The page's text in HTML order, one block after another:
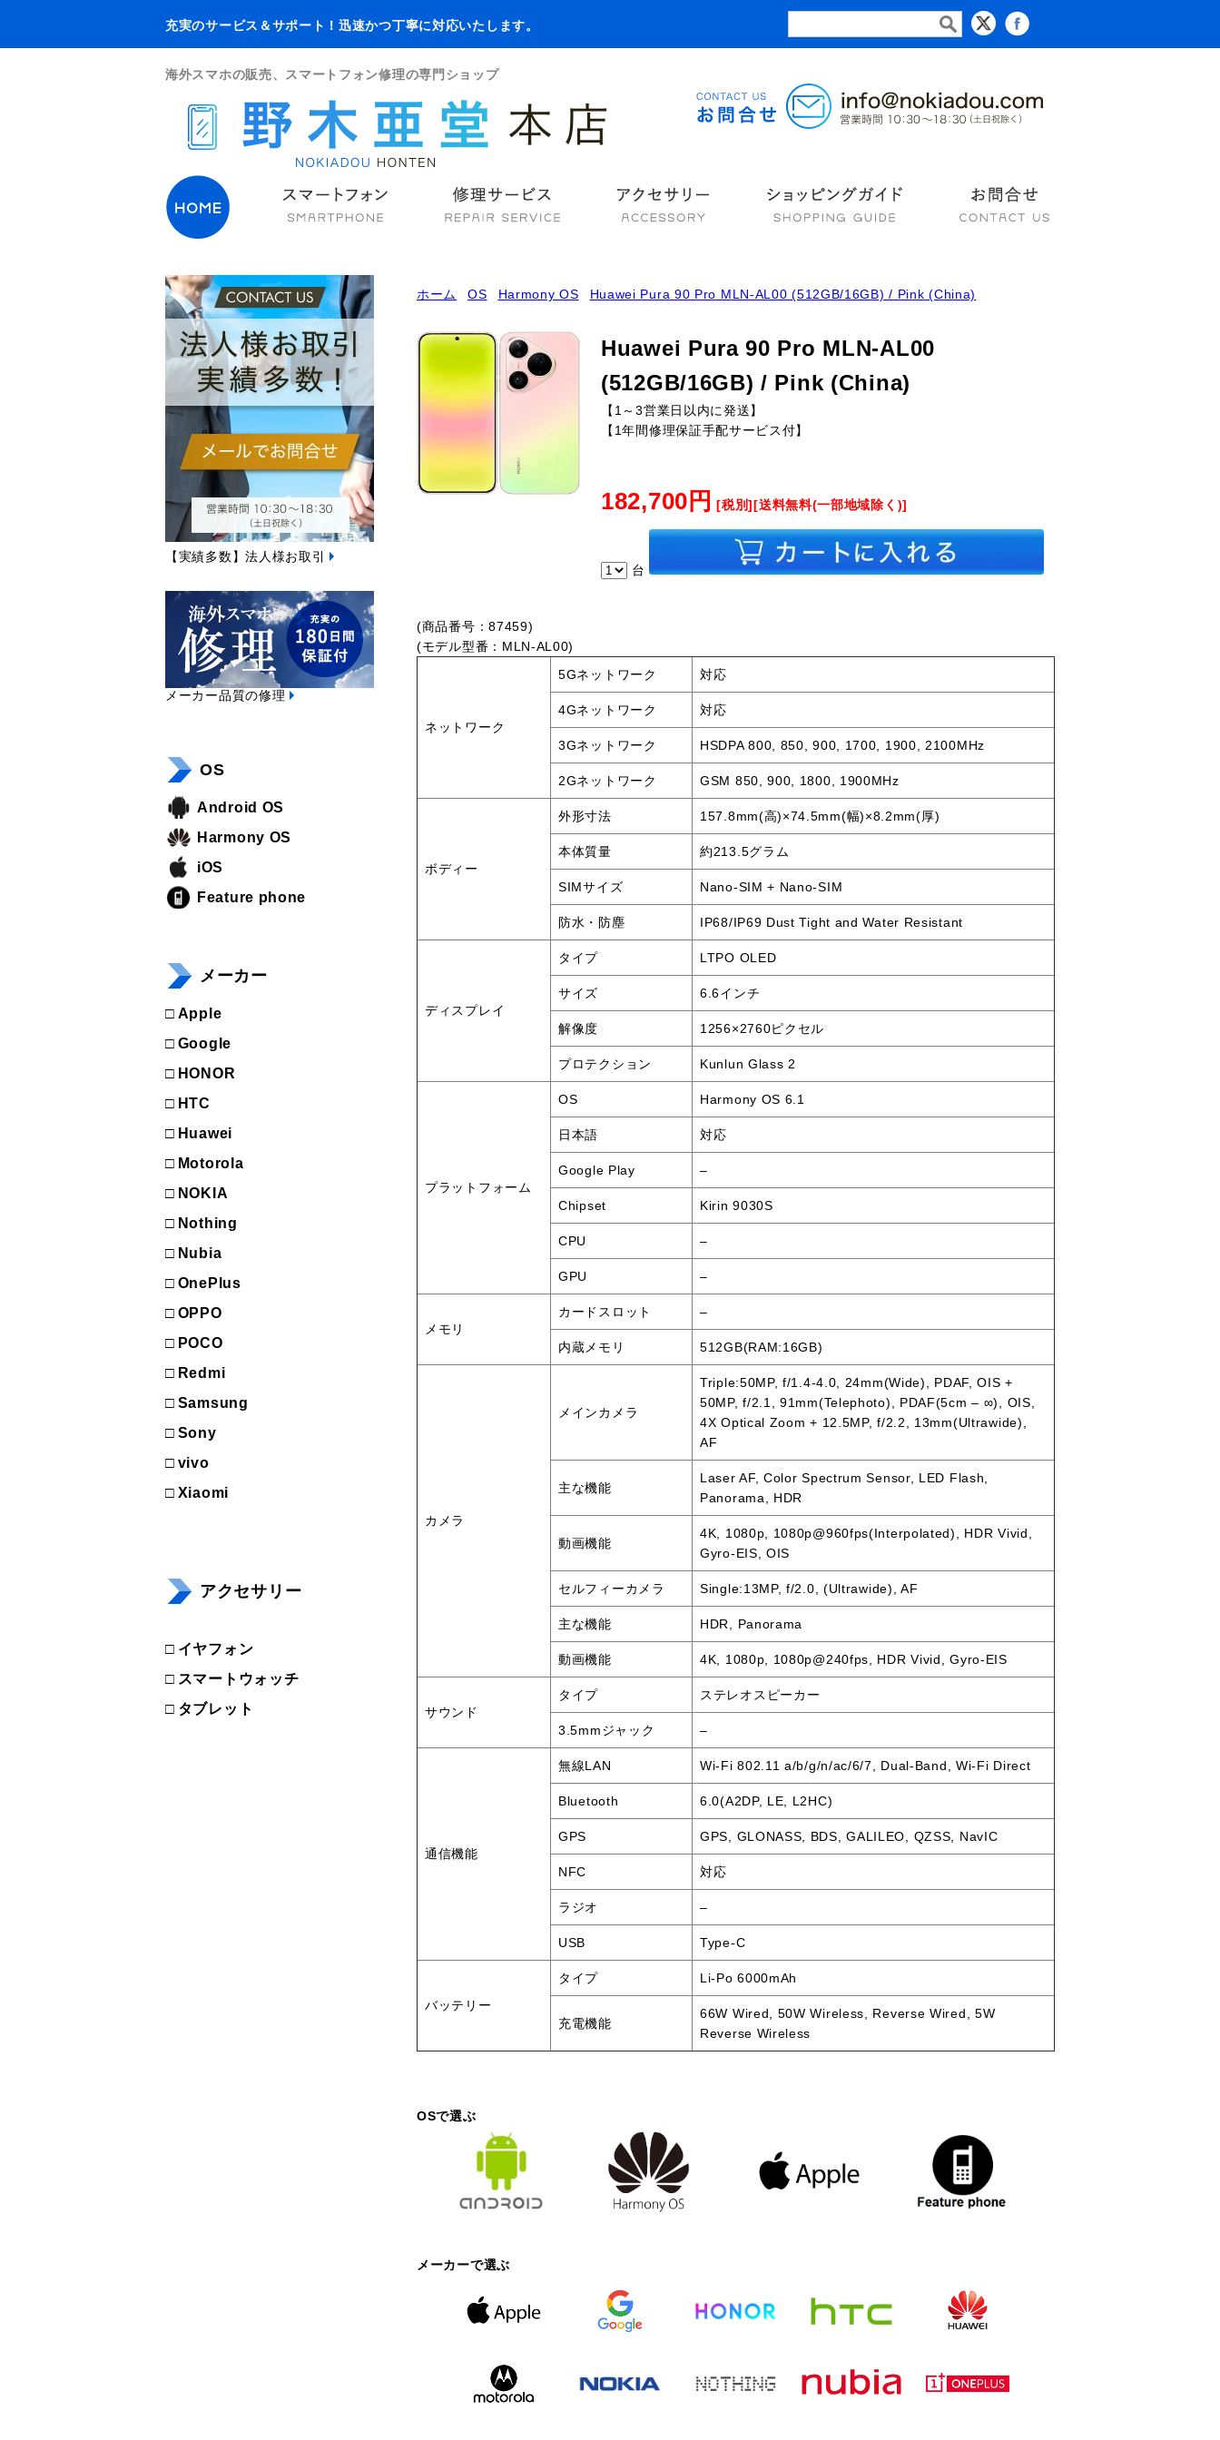
充実のサービス＆サポート！迅速かつ丁寧に対応いたします。
海外スマホの販売、スマートフォン修理の専門ショップ
ホーム OS Harmony OS Huawei Pura 90 Pro MLN-AL00 (512GB/16GB) / Pink (China)
Huawei Pura 90 Pro MLN-AL00
(512GB/16GB) / Pink (China)
【1～3営業日以内に発送】
【1年間修理保証手配サービス付】
182,700円 [税別][送料無料(一部地域除く)]
台
(商品番号：87459)
(モデル型番：MLN-AL00)
ネットワーク
5Gネットワーク 対応
4Gネットワーク 対応
3Gネットワーク HSDPA 800, 850, 900, 1700, 1900, 2100MHz
2Gネットワーク GSM 850, 900, 1800, 1900MHz
ボディー
外形寸法 157.8mm(高)×74.5mm(幅)×8.2mm(厚)
本体質量 約213.5グラム
SIMサイズ Nano-SIM + Nano-SIM
防水・防塵 IP68/IP69 Dust Tight and Water Resistant
ディスプレイ
タイプ LTPO OLED
サイズ 6.6インチ
解像度 1256×2760ピクセル
プロテクション Kunlun Glass 2
プラットフォーム
OS Harmony OS 6.1
日本語 対応
Google Play –
Chipset Kirin 9030S
CPU –
GPU –
メモリ
カードスロット –
内蔵メモリ 512GB(RAM:16GB)
カメラ
メインカメラ
Triple:50MP, f/1.4-4.0, 24mm(Wide), PDAF, OIS +
50MP, f/2.1, 91mm(Telephoto), PDAF(5cm – ∞), OIS,
4X Optical Zoom + 12.5MP, f/2.2, 13mm(Ultrawide),
AF
主な機能
Laser AF, Color Spectrum Sensor, LED Flash,
Panorama, HDR
動画機能
4K, 1080p, 1080p@960fps(Interpolated), HDR Vivid,
Gyro-EIS, OIS
セルフィーカメラ Single:13MP, f/2.0, (Ultrawide), AF
主な機能 HDR, Panorama
動画機能 4K, 1080p, 1080p@240fps, HDR Vivid, Gyro-EIS
サウンド
タイプ ステレオスピーカー
3.5mmジャック –
通信機能
無線LAN Wi-Fi 802.11 a/b/g/n/ac/6/7, Dual-Band, Wi-Fi Direct
Bluetooth 6.0(A2DP, LE, L2HC)
GPS GPS, GLONASS, BDS, GALILEO, QZSS, NavIC
NFC 対応
ラジオ –
USB Type-C
バッテリー
タイプ Li-Po 6000mAh
充電機能
66W Wired, 50W Wireless, Reverse Wired, 5W
Reverse Wireless
OSで選ぶ
メーカーで選ぶ
【実績多数】法人様お取引
メーカー品質の修理
OS
Android OS
Harmony OS
iOS
Feature phone
メーカー
Apple
Google
HONOR
HTC
Huawei
Motorola
NOKIA
Nothing
Nubia
OnePlus
OPPO
POCO
Redmi
Samsung
Sony
vivo
Xiaomi
アクセサリー
イヤフォン
スマートウォッチ
タブレット